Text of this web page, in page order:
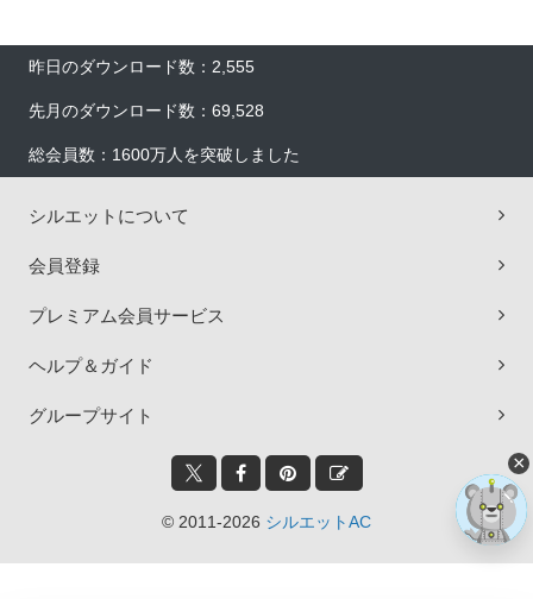
昨日のダウンロード数：2,555
先月のダウンロード数：69,528
総会員数：1600万人を突破しました
シルエットについて
会員登録
プレミアム会員サービス
ヘルプ＆ガイド
グループサイト
© 2011-2026 シルエットAC
×